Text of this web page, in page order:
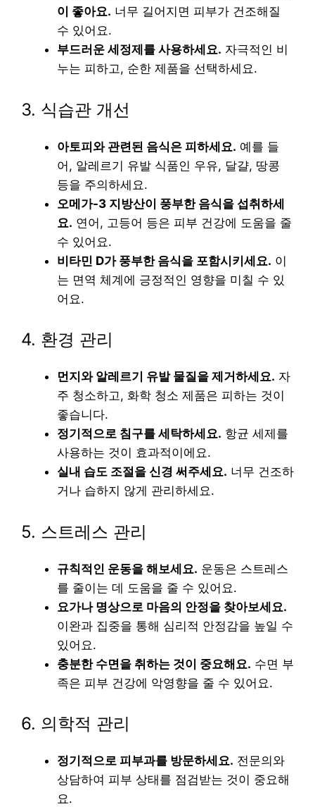
이 좋아요. 너무 길어지면 피부가 건조해질
수 있어요.
부드러운 세정제를 사용하세요. 자극적인 비
누는 피하고, 순한 제품을 선택하세요.
3. 식습관 개선
아토피와 관련된 음식은 피하세요. 예를 들
어, 알레르기 유발 식품인 우유, 달걀, 땅콩
등을 주의하세요.
오메가-3 지방산이 풍부한 음식을 섭취하세
요. 연어, 고등어 등은 피부 건강에 도움을 줄
수 있어요.
비타민 D가 풍부한 음식을 포함시키세요. 이
는 면역 체계에 긍정적인 영향을 미칠 수 있
어요.
4. 환경 관리
먼지와 알레르기 유발 물질을 제거하세요. 자
주 청소하고, 화학 청소 제품은 피하는 것이
좋습니다.
정기적으로 침구를 세탁하세요. 항균 세제를
사용하는 것이 효과적이에요.
실내 습도 조절을 신경 써주세요. 너무 건조하
거나 습하지 않게 관리하세요.
5. 스트레스 관리
규칙적인 운동을 해보세요. 운동은 스트레스
를 줄이는 데 도움을 줄 수 있어요.
요가나 명상으로 마음의 안정을 찾아보세요.
이완과 집중을 통해 심리적 안정감을 높일 수
있어요.
충분한 수면을 취하는 것이 중요해요. 수면 부
족은 피부 건강에 악영향을 줄 수 있어요.
6. 의학적 관리
정기적으로 피부과를 방문하세요. 전문의와
상담하여 피부 상태를 점검받는 것이 중요해
요.